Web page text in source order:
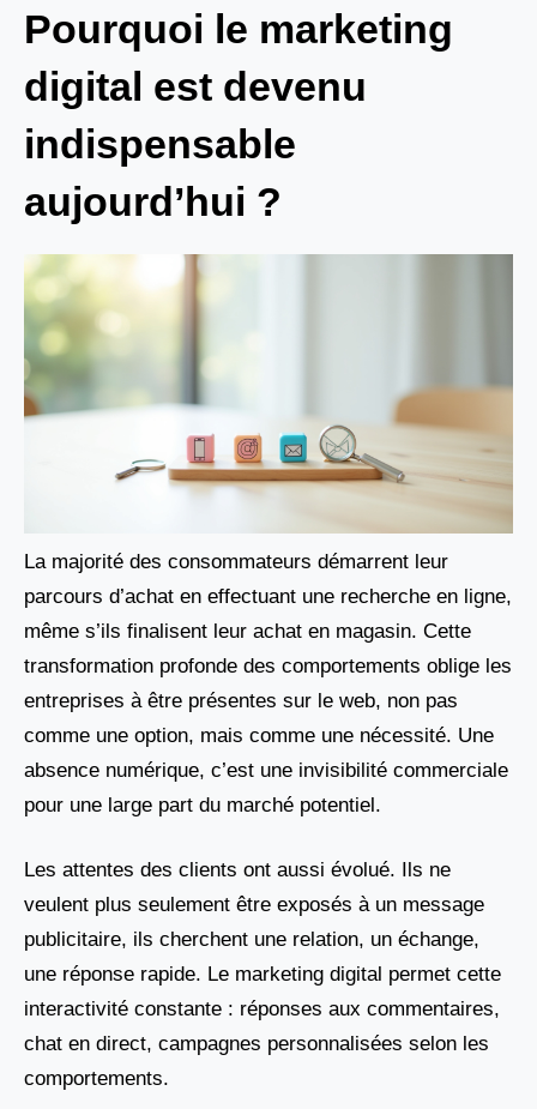
Pourquoi le marketing
digital est devenu
indispensable
aujourd’hui ?
La majorité des consommateurs démarrent leur
parcours d’achat en effectuant une recherche en ligne,
même s’ils finalisent leur achat en magasin. Cette
transformation profonde des comportements oblige les
entreprises à être présentes sur le web, non pas
comme une option, mais comme une nécessité. Une
absence numérique, c’est une invisibilité commerciale
pour une large part du marché potentiel.
Les attentes des clients ont aussi évolué. Ils ne
veulent plus seulement être exposés à un message
publicitaire, ils cherchent une relation, un échange,
une réponse rapide. Le marketing digital permet cette
interactivité constante : réponses aux commentaires,
chat en direct, campagnes personnalisées selon les
comportements.